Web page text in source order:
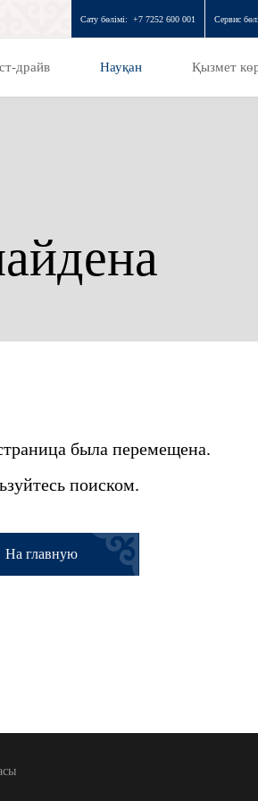
Сату бөлімі: +7 7252 600 001 Сервис
драйв Науқан Қызмет
была перемещена.
поиском.
На главную